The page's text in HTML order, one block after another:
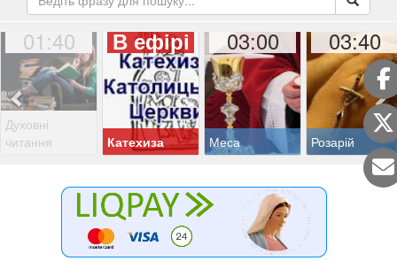
01:40
Духовні
читання
В ефірі
Катехиза
03:00
Меса
03:40
Розарій